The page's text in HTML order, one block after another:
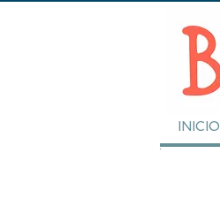
INICIO